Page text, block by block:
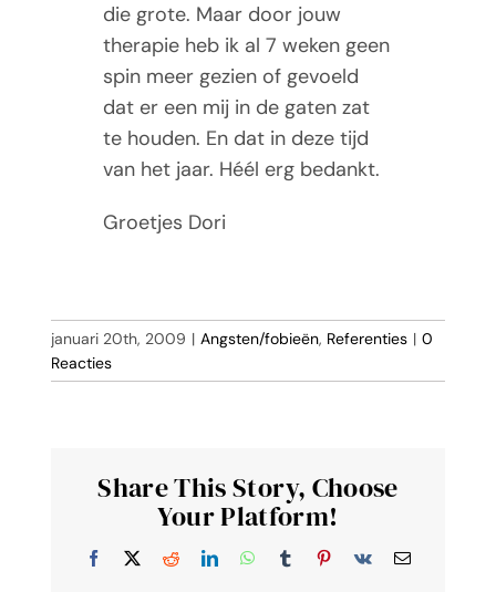
die grote. Maar door jouw
therapie heb ik al 7 weken geen
spin meer gezien of gevoeld
dat er een mij in de gaten zat
te houden. En dat in deze tijd
van het jaar. Héél erg bedankt.
Groetjes Dori
januari 20th, 2009 | Angsten/fobieën, Referenties | 0
Reacties
Share This Story, Choose
Your Platform!
Facebook
X RedditLinkedInWhatsApp
TumblrPinterest
Vk
E-